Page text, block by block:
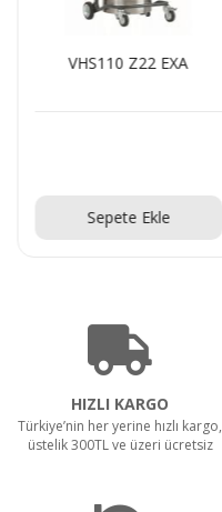
VHS110 Z22 EXA
Sepete Ekle
HIZLI KARGO
Türkiye’nin her yerine hızlı kargo,
üstelik 300TL ve üzeri ücretsiz